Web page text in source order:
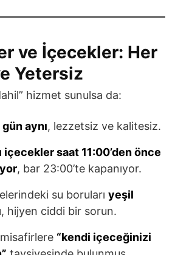
ve İçecekler: Her
Yetersiz
hizmet sunulsa da:
aynı, lezzetsiz ve kalitesiz.
içecekler saat 11:00’den önce
, bar 23:00’te kapanıyor.
su boruları yeşil
, hijyen ciddi bir sorun.
“kendi içeceğinizi